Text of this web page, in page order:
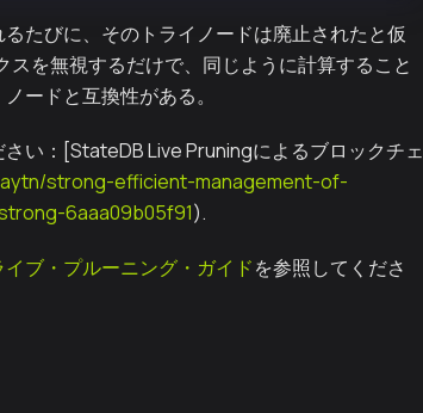
たびに、そのトライノードは廃止されたと仮
を無視するだけで、同じように計算すること
ードと互換性がある。
い：[StateDB Live Pruningによるブロックチェ
strong-efficient-management-of-
6aaa09b05f91).
イブ・プルーニング・ガイドを参照してくださ